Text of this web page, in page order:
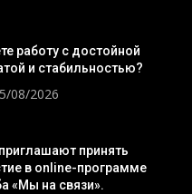
работу с достойной
и стабильностью?
08/2026
принять
в online-программе
«Мы на связи».